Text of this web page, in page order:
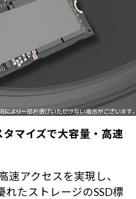
マイズで大容量・高速
速アクセスを実現し、
たストレージのSSD標